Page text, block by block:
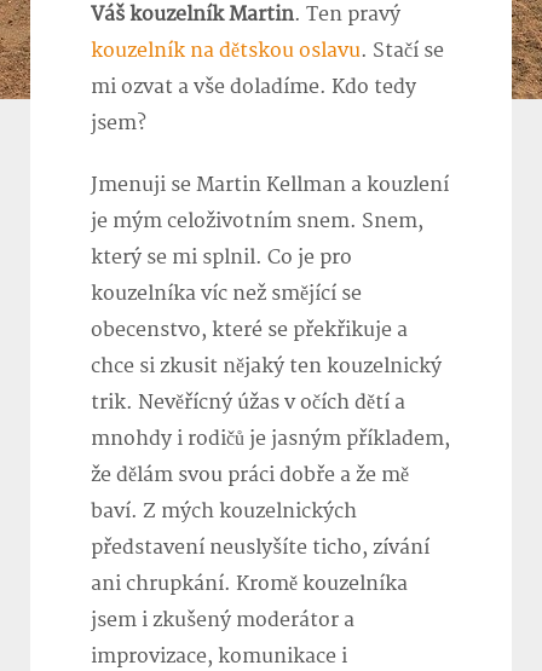
Váš kouzelník Martin. Ten pravý
kouzelník na dětskou oslavu. Stačí se
mi ozvat a vše doladíme. Kdo tedy
jsem?
Jmenuji se Martin Kellman a kouzlení
je mým celoživotním snem. Snem,
který se mi splnil. Co je pro
kouzelníka víc než smějící se
obecenstvo, které se překřikuje a
chce si zkusit nějaký ten kouzelnický
trik. Nevěřícný úžas v očích dětí a
mnohdy i rodičů je jasným příkladem,
že dělám svou práci dobře a že mě
baví. Z mých kouzelnických
představení neuslyšíte ticho, zívání
ani chrupkání. Kromě kouzelníka
jsem i zkušený moderátor a
improvizace, komunikace i